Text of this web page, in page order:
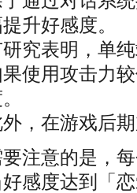
升好感度。
究表明，单
使用攻击力
外，在游戏后
注意的是，
好感度达到「